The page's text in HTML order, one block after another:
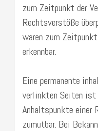
zum Zeitpunkt der
Rechtsverstöße
waren zum
erkennbar.
Eine permanente
verlinkten Seiten ist
Anhaltspunkte einer
zumutbar. Bei